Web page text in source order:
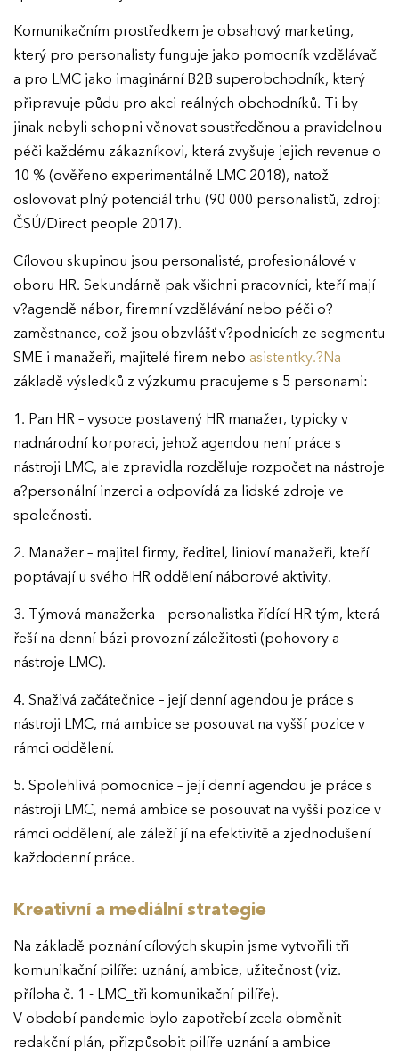
Komunikačním prostředkem je obsahový marketing,
který pro personalisty funguje jako pomocník vzdělávač
a pro LMC jako imaginární B2B superobchodník, který
připravuje půdu pro akci reálných obchodníků. Ti by
jinak nebyli schopni věnovat soustředěnou a pravidelnou
péči každému zákazníkovi, která zvyšuje jejich revenue o
10 % (ověřeno experimentálně LMC 2018), natož
oslovovat plný potenciál trhu (90 000 personalistů, zdroj:
ČSÚ/Direct people 2017).
Cílovou skupinou jsou personalisté, profesionálové v
oboru HR. Sekundárně pak všichni pracovníci, kteří mají
v?agendě nábor, firemní vzdělávání nebo péči o?
zaměstnance, což jsou obzvlášť v?podnicích ze segmentu
SME i manažeři, majitelé firem nebo asistentky.?Na
základě výsledků z výzkumu pracujeme s 5 personami:
1. Pan HR – vysoce postavený HR manažer, typicky v
nadnárodní korporaci, jehož agendou není práce s
nástroji LMC, ale zpravidla rozděluje rozpočet na nástroje
a?personální inzerci a odpovídá za lidské zdroje ve
společnosti.
2. Manažer – majitel firmy, ředitel, linioví manažeři, kteří
poptávají u svého HR oddělení náborové aktivity.
3. Týmová manažerka – personalistka řídící HR tým, která
řeší na denní bázi provozní záležitosti (pohovory a
nástroje LMC).
4. Snaživá začátečnice – její denní agendou je práce s
nástroji LMC, má ambice se posouvat na vyšší pozice v
rámci oddělení.
5. Spolehlivá pomocnice – její denní agendou je práce s
nástroji LMC, nemá ambice se posouvat na vyšší pozice v
rámci oddělení, ale záleží jí na efektivitě a zjednodušení
každodenní práce.
Kreativní a mediální strategie
Na základě poznání cílových skupin jsme vytvořili tři
komunikační pilíře: uznání, ambice, užitečnost (viz.
příloha č. 1 - LMC_tři komunikační pilíře).
V období pandemie bylo zapotřebí zcela obměnit
redakční plán, přizpůsobit pilíře uznání a ambice